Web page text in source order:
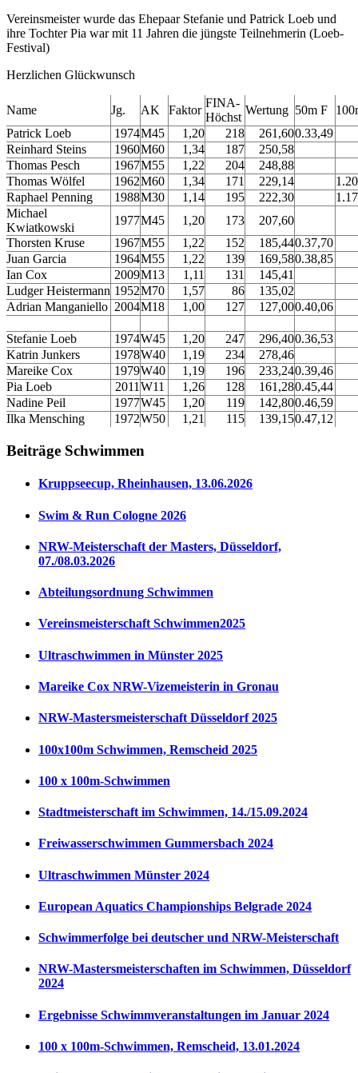
Vereinsmeister wurde das Ehepaar Stefanie und Patrick Loeb und
ihre Tochter Pia war mit 11 Jahren die jüngste Teilnehmerin (Loeb-
Festival)
Herzlichen Glückwunsch
Name Jg. AK Faktor
FINA-
Höchst
Wertung 50m F
Patrick Loeb
1974M45 1,20 218 261,600.33,49
Reinhard Steins
1960M60 1,34 187
250,58
Thomas Pesch
1967M55 1,22 204
248,88
Thomas Wölfel
1962M60 1,34 171 229,14
Raphael Penning
1988M30 1,14 195 222,30
Michael
Kwiatkowski
1977M45 1,20 173
207,60
Thorsten Kruse
1967M55 1,22 152 185,440.37,70
Juan Garcia
1964M55 1,22 139 169,580.38,85
Ian Cox
2009M13 1,11 131
145,41
Ludger Heistermann 1952M70 1,57 86
135,02
Adrian Manganiello 2004M18 1,00 127 127,000.40,06
Stefanie Loeb 1974W45 1,20 247 296,400.36,53
Katrin Junkers
1978W40 1,19 234
278,46
Mareike Cox
1979W40 1,19 196 233,240.39,46
Pia Loeb
2011W11 1,26 128 161,280.45,44
Nadine Peil
1977W45 1,20 119 142,800.46,59
Ilka Mensching
1972W50 1,21 115 139,150.47,12
Beiträge Schwimmen
Kruppseecup, Rheinhausen, 13.06.2026
Swim & Run Cologne 2026
NRW-Meisterschaft der Masters, Düsseldorf,
07./08.03.2026
Abteilungsordnung Schwimmen
Vereinsmeisterschaft Schwimmen2025
Ultraschwimmen in Münster 2025
Mareike Cox NRW-Vizemeisterin in Gronau
NRW-Mastersmeisterschaft Düsseldorf 2025
100x100m Schwimmen, Remscheid 2025
100 x 100m-Schwimmen
Stadtmeisterschaft im Schwimmen, 14./15.09.2024
Freiwasserschwimmen Gummersbach 2024
Ultraschwimmen Münster 2024
European Aquatics Championships Belgrade 2024
Schwimmerfolge bei deutscher und NRW-Meisterschaft
NRW-Mastersmeisterschaften im Schwimmen, Düsseldorf
2024
Ergebnisse Schwimmveranstaltungen im Januar 2024
100 x 100m-Schwimmen, Remscheid, 13.01.2024